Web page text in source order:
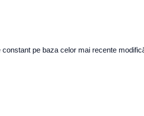
pe baza celor mai recente